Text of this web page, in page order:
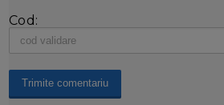
Cod: